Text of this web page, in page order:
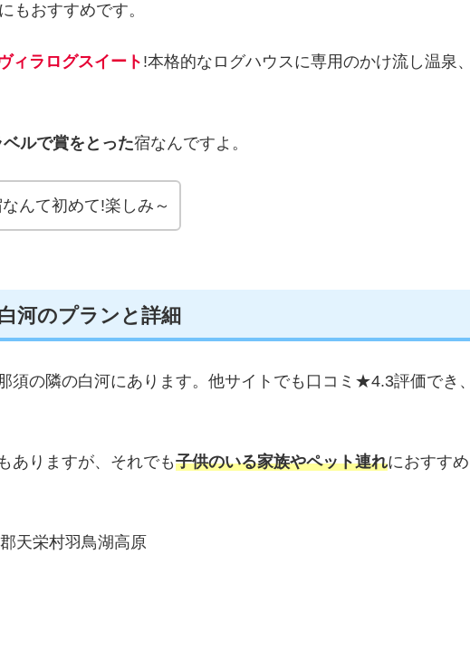
もおすすめです。
ィラログスイート !本格的なログハウスに専用のかけ流し温泉、
ルで賞をとった宿なんですよ。
んて初めて!楽しみ～
河のプランと詳細
須の隣の白河にあります。他サイトでも口コミ★4.3評価でき、
ありますが、それでも子供のいる家族やペット連れにおすすめ
天栄村羽鳥湖高原